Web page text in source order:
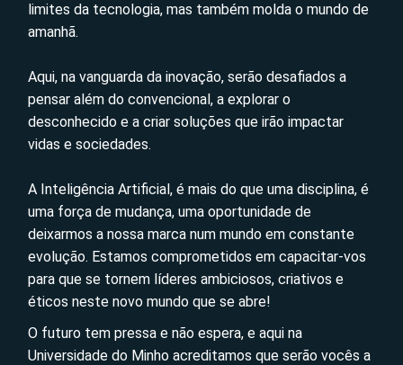
limites da tecnologia, mas também molda o mundo de
amanhã.
Aqui, na vanguarda da inovação, serão desafiados a
pensar além do convencional, a explorar o
desconhecido e a criar soluções que irão impactar
vidas e sociedades.
A Inteligência Artificial, é mais do que uma disciplina, é
uma força de mudança, uma oportunidade de
deixarmos a nossa marca num mundo em constante
evolução. Estamos comprometidos em capacitar-vos
para que se tornem líderes ambiciosos, criativos e
éticos neste novo mundo que se abre!
O futuro tem pressa e não espera, e aqui na
Universidade do Minho acreditamos que serão vocês a